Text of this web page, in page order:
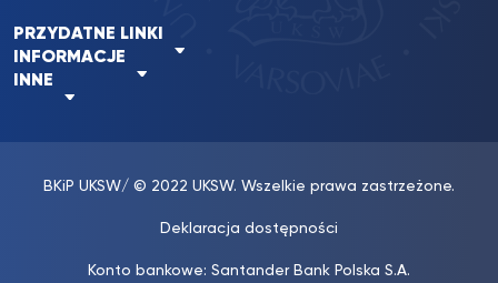
PRZYDATNE LINKI
INFORMACJE
INNE
BKiP UKSW/ © 2022 UKSW. Wszelkie prawa zastrzeżone.
Deklaracja dostępności
Konto bankowe: Santander Bank Polska S.A.